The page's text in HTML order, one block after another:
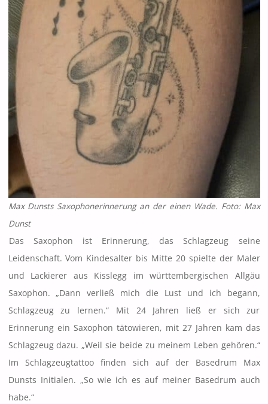
Max Dunsts Saxophonerinnerung an der einen Wade. Foto: Max
Dunst
Das Saxophon ist Erinnerung, das Schlagzeug seine
Leidenschaft. Vom Kindesalter bis Mitte 20 spielte der Maler
und Lackierer aus Kisslegg im württembergischen Allgäu
Saxophon. „Dann verließ mich die Lust und ich begann,
Schlagzeug zu lernen.“ Mit 24 Jahren ließ er sich zur
Erinnerung ein Saxophon tätowieren, mit 27 Jahren kam das
Schlagzeug dazu. „Weil sie beide zu meinem Leben gehören.“
Im Schlagzeugtattoo finden sich auf der Basedrum Max
Dunsts Initialen. „So wie ich es auf meiner Basedrum auch
habe.“